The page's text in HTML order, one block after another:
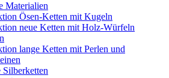
Materialien
Ösen-Ketten mit Kugeln
neue Ketten mit Holz-Würfeln
lange Ketten mit Perlen und
Silberketten